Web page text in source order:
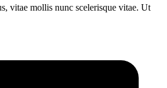
vitae mollis nunc scelerisque vitae. Ut